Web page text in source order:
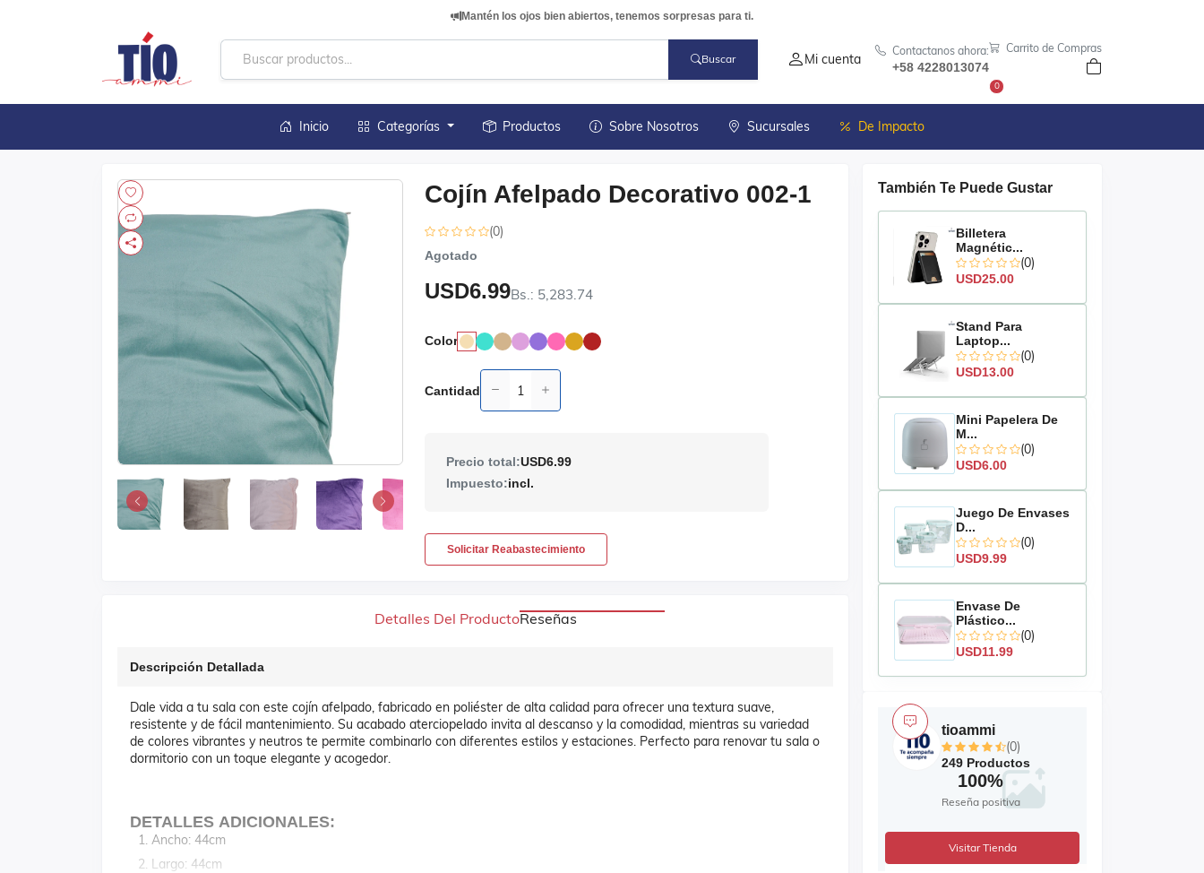
Mantén los ojos bien abiertos, tenemos sorpresas para ti.
Buscar Mi cuenta
Contactanos ahora:
+58 4228013074
Carrito de Compras
0
Inicio Categorías Productos Sobre Nosotros Sucursales De Impacto
Cojín Afelpado Decorativo 002-1
(0)
Agotado
USD6.99Bs.: 5,283.74
Color
Cantidad
Precio total:USD6.99
Impuesto:incl.
Solicitar Reabastecimiento
Detalles Del ProductoReseñas
Descripción Detallada
Dale vida a tu sala con este cojín afelpado, fabricado en poliéster de alta calidad para ofrecer una textura suave,
resistente y de fácil mantenimiento. Su acabado aterciopelado invita al descanso y la comodidad, mientras su variedad
de colores vibrantes y neutros te permite combinarlo con diferentes estilos y estaciones. Perfecto para renovar tu sala o
dormitorio con un toque elegante y acogedor.
DETALLES ADICIONALES:
Ancho: 44cm
Largo: 44cm
También Te Puede Gustar
Billetera
Magnétic...
(0)
USD25.00
Stand Para
Laptop...
(0)
USD13.00
Mini Papelera De
M...
(0)
USD6.00
Juego De Envases
D...
(0)
USD9.99
Envase De
Plástico...
(0)
USD11.99
tioammi
(0)
249 Productos
100%
Reseña positiva
Visitar Tienda